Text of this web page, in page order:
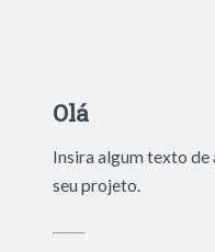
Olá
Insira algum texto de
seu projeto.